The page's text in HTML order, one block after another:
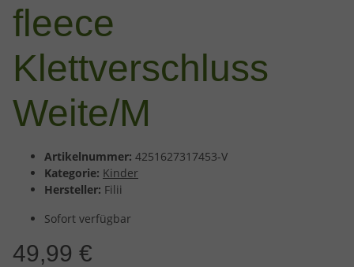
fleece
Klettverschluss
Weite/M
Artikelnummer: 4251627317453-V
Kategorie: Kinder
Hersteller: Filii
Sofort verfügbar
49,99 €